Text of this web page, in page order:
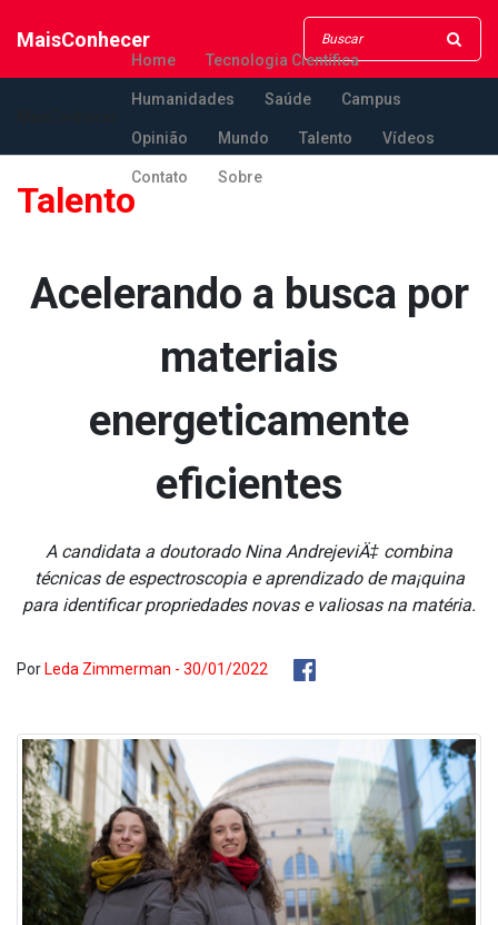
MaisConhecer
Home Tecnologia Científica
Humanidades Saúde Campus
Opinião Mundo Talento Vídeos
Contato Sobre
Talento
Acelerando a busca por
materiais
energeticamente
eficientes
A candidata a doutorado Nina AndrejeviÄ‡ combina
técnicas de espectroscopia e aprendizado de ma¡quina
para identificar propriedades novas e valiosas na matéria.
Por Leda Zimmerman - 30/01/2022